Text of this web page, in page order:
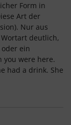
Form in
Art der
Nur aus
deutlich,
ein
you were here.
had a drink. She